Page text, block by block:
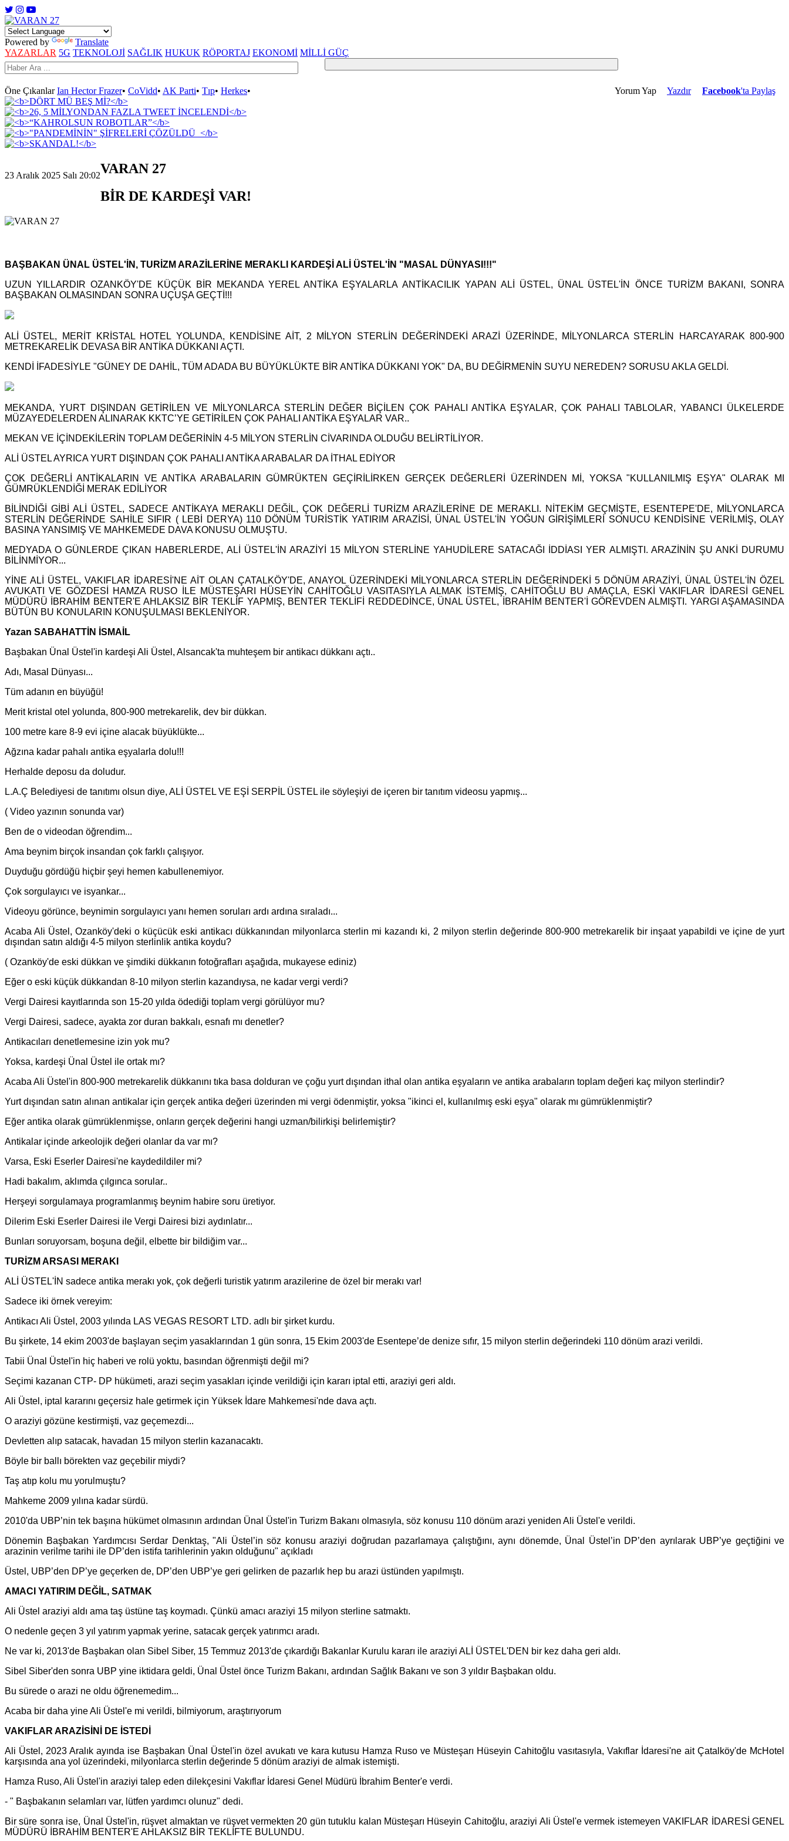
Powered by
Translate
YAZARLAR 5G TEKNOLOJİ SAĞLIK HUKUK RÖPORTAJ EKONOMİ MİLLİ GÜÇ
Yorum Yap Yazdır Facebook'ta Paylaş
Öne Çıkanlar Ian Hector Frazer• CoVidd• AK Parti• Tıp• Herkes•
23 Aralık 2025 Salı 20:02VARAN 27
BİR DE KARDEŞİ VAR!
BAŞBAKAN ÜNAL ÜSTEL'İN, TURİZM ARAZİLERİNE MERAKLI KARDEŞİ ALİ ÜSTEL'İN "MASAL DÜNYASI!!!"
UZUN YILLARDIR OZANKÖY'DE KÜÇÜK BİR MEKANDA YEREL ANTİKA EŞYALARLA ANTİKACILIK YAPAN ALİ ÜSTEL, ÜNAL ÜSTEL'İN ÖNCE TURİZM BAKANI, SONRA
BAŞBAKAN OLMASINDAN SONRA UÇUŞA GEÇTİ!!!
ALİ ÜSTEL, MERİT KRİSTAL HOTEL YOLUNDA, KENDİSİNE AİT, 2 MİLYON STERLİN DEĞERİNDEKİ ARAZİ ÜZERİNDE, MİLYONLARCA STERLİN HARCAYARAK 800-900
METREKARELİK DEVASA BİR ANTİKA DÜKKANI AÇTI.
KENDİ İFADESİYLE "GÜNEY DE DAHİL, TÜM ADADA BU BÜYÜKLÜKTE BİR ANTİKA DÜKKANI YOK" DA, BU DEĞİRMENİN SUYU NEREDEN? SORUSU AKLA GELDİ.
MEKANDA, YURT DIŞINDAN GETİRİLEN VE MİLYONLARCA STERLİN DEĞER BİÇİLEN ÇOK PAHALI ANTİKA EŞYALAR, ÇOK PAHALI TABLOLAR, YABANCI ÜLKELERDE
MÜZAYEDELERDEN ALINARAK KKTC’YE GETİRİLEN ÇOK PAHALI ANTİKA EŞYALAR VAR..
MEKAN VE İÇİNDEKİLERİN TOPLAM DEĞERİNİN 4-5 MİLYON STERLİN CİVARINDA OLDUĞU BELİRTİLİYOR.
ALİ ÜSTEL AYRICA YURT DIŞINDAN ÇOK PAHALI ANTİKA ARABALAR DA İTHAL EDİYOR
ÇOK DEĞERLİ ANTİKALARIN VE ANTİKA ARABALARIN GÜMRÜKTEN GEÇİRİLİRKEN GERÇEK DEĞERLERİ ÜZERİNDEN Mİ, YOKSA "KULLANILMIŞ EŞYA" OLARAK MI
GÜMRÜKLENDİĞİ MERAK EDİLİYOR
BİLİNDİĞİ GİBİ ALİ ÜSTEL, SADECE ANTİKAYA MERAKLI DEĞİL, ÇOK DEĞERLİ TURİZM ARAZİLERİNE DE MERAKLI. NİTEKİM GEÇMİŞTE, ESENTEPE'DE, MİLYONLARCA
STERLİN DEĞERİNDE SAHİLE SIFIR ( LEBİ DERYA) 110 DÖNÜM TURİSTİK YATIRIM ARAZİSİ, ÜNAL ÜSTEL'İN YOĞUN GİRİŞİMLERİ SONUCU KENDİSİNE VERİLMİŞ, OLAY
BASINA YANSIMIŞ VE MAHKEMEDE DAVA KONUSU OLMUŞTU.
MEDYADA O GÜNLERDE ÇIKAN HABERLERDE, ALİ ÜSTEL'İN ARAZİYİ 15 MİLYON STERLİNE YAHUDİLERE SATACAĞI İDDİASI YER ALMIŞTI. ARAZİNİN ŞU ANKİ DURUMU
BİLİNMİYOR...
YİNE ALİ ÜSTEL, VAKIFLAR İDARESİ'NE AİT OLAN ÇATALKÖY'DE, ANAYOL ÜZERİNDEKİ MİLYONLARCA STERLİN DEĞERİNDEKİ 5 DÖNÜM ARAZİYİ, ÜNAL ÜSTEL'İN ÖZEL
AVUKATI VE GÖZDESİ HAMZA RUSO İLE MÜSTEŞARI HÜSEYİN CAHİTOĞLU VASITASIYLA ALMAK İSTEMİŞ, CAHİTOĞLU BU AMAÇLA, ESKİ VAKIFLAR İDARESİ GENEL
MÜDÜRÜ İBRAHİM BENTER'E AHLAKSIZ BİR TEKLİF YAPMIŞ, BENTER TEKLİFİ REDDEDİNCE, ÜNAL ÜSTEL, İBRAHİM BENTER'İ GÖREVDEN ALMIŞTI. YARGI AŞAMASINDA
BÜTÜN BU KONULARIN KONUŞULMASI BEKLENİYOR.
Yazan SABAHATTİN İSMAİL
Başbakan Ünal Üstel'in kardeşi Ali Üstel, Alsancak'ta muhteşem bir antikacı dükkanı açtı..
Adı, Masal Dünyası...
Tüm adanın en büyüğü!
Merit kristal otel yolunda, 800-900 metrekarelik, dev bir dükkan.
100 metre kare 8-9 evi içine alacak büyüklükte...
Ağzına kadar pahalı antika eşyalarla dolu!!!
Herhalde deposu da doludur.
L.A.Ç Belediyesi de tanıtımı olsun diye, ALİ ÜSTEL VE EŞİ SERPİL ÜSTEL ile söyleşiyi de içeren bir tanıtım videosu yapmış...
( Video yazının sonunda var)
Ben de o videodan öğrendim...
Ama beynim birçok insandan çok farklı çalışıyor.
Duyduğu gördüğü hiçbir şeyi hemen kabullenemiyor.
Çok sorgulayıcı ve isyankar...
Videoyu görünce, beynimin sorgulayıcı yanı hemen soruları ardı ardına sıraladı...
Acaba Ali Üstel, Ozanköy'deki o küçücük eski antikacı dükkanından milyonlarca sterlin mi kazandı ki, 2 milyon sterlin değerinde 800-900 metrekarelik bir inşaat yapabildi ve içine de yurt
dışından satın aldığı 4-5 milyon sterlinlik antika koydu?
( Ozanköy'de eski dükkan ve şimdiki dükkanın fotoğrafları aşağıda, mukayese ediniz)
Eğer o eski küçük dükkandan 8-10 milyon sterlin kazandıysa, ne kadar vergi verdi?
Vergi Dairesi kayıtlarında son 15-20 yılda ödediği toplam vergi görülüyor mu?
Vergi Dairesi, sadece, ayakta zor duran bakkalı, esnafı mı denetler?
Antikacıları denetlemesine izin yok mu?
Yoksa, kardeşi Ünal Üstel ile ortak mı?
Acaba Ali Üstel'in 800-900 metrekarelik dükkanını tıka basa dolduran ve çoğu yurt dışından ithal olan antika eşyaların ve antika arabaların toplam değeri kaç milyon sterlindir?
Yurt dışından satın alınan antikalar için gerçek antika değeri üzerinden mi vergi ödenmiştir, yoksa "ikinci el, kullanılmış eski eşya" olarak mı gümrüklenmiştir?
Eğer antika olarak gümrüklenmişse, onların gerçek değerini hangi uzman/bilirkişi belirlemiştir?
Antikalar içinde arkeolojik değeri olanlar da var mı?
Varsa, Eski Eserler Dairesi'ne kaydedildiler mi?
Hadi bakalım, aklımda çılgınca sorular..
Herşeyi sorgulamaya programlanmış beynim habire soru üretiyor.
Dilerim Eski Eserler Dairesi ile Vergi Dairesi bizi aydınlatır...
Bunları soruyorsam, boşuna değil, elbette bir bildiğim var...
TURİZM ARSASI MERAKI
ALİ ÜSTEL'İN sadece antika merakı yok, çok değerli turistik yatırım arazilerine de özel bir merakı var!
Sadece iki örnek vereyim:
Antikacı Ali Üstel, 2003 yılında LAS VEGAS RESORT LTD. adlı bir şirket kurdu.
Bu şirkete, 14 ekim 2003'de başlayan seçim yasaklarından 1 gün sonra, 15 Ekim 2003'de Esentepe’de denize sıfır, 15 milyon sterlin değerindeki 110 dönüm arazi verildi.
Tabii Ünal Üstel'in hiç haberi ve rolü yoktu, basından öğrenmişti değil mi?
Seçimi kazanan CTP- DP hükümeti, arazi seçim yasakları içinde verildiği için kararı iptal etti, araziyi geri aldı.
Ali Üstel, iptal kararını geçersiz hale getirmek için Yüksek İdare Mahkemesi'nde dava açtı.
O araziyi gözüne kestirmişti, vaz geçemezdi...
Devletten alıp satacak, havadan 15 milyon sterlin kazanacaktı.
Böyle bir ballı börekten vaz geçebilir miydi?
Taş atıp kolu mu yorulmuştu?
Mahkeme 2009 yılına kadar sürdü.
2010'da UBP’nin tek başına hükümet olmasının ardından Ünal Üstel'in Turizm Bakanı olmasıyla, söz konusu 110 dönüm arazi yeniden Ali Üstel'e verildi.
Dönemin Başbakan Yardımcısı Serdar Denktaş, "Ali Üstel’in söz konusu araziyi doğrudan pazarlamaya çalıştığını, aynı dönemde, Ünal Üstel’in DP’den ayrılarak UBP’ye geçtiğini ve
arazinin verilme tarihi ile DP’den istifa tarihlerinin yakın olduğunu" açıkladı
Üstel, UBP’den DP’ye geçerken de, DP’den UBP’ye geri gelirken de pazarlık hep bu arazi üstünden yapılmıştı.
AMACI YATIRIM DEĞİL, SATMAK
Ali Üstel araziyi aldı ama taş üstüne taş koymadı. Çünkü amacı araziyi 15 milyon sterline satmaktı.
O nedenle geçen 3 yıl yatırım yapmak yerine, satacak gerçek yatırımcı aradı.
Ne var ki, 2013'de Başbakan olan Sibel Siber, 15 Temmuz 2013'de çıkardığı Bakanlar Kurulu kararı ile araziyi ALİ ÜSTEL'DEN bir kez daha geri aldı.
Sibel Siber'den sonra UBP yine iktidara geldi, Ünal Üstel önce Turizm Bakanı, ardından Sağlık Bakanı ve son 3 yıldır Başbakan oldu.
Bu sürede o arazi ne oldu öğrenemedim...
Acaba bir daha yine Ali Üstel'e mi verildi, bilmiyorum, araştırıyorum
VAKIFLAR ARAZİSİNİ DE İSTEDİ
Ali Üstel, 2023 Aralık ayında ise Başbakan Ünal Üstel'in özel avukatı ve kara kutusu Hamza Ruso ve Müsteşarı Hüseyin Cahitoğlu vasıtasıyla, Vakıflar İdaresi'ne ait Çatalköy'de McHotel
karşısında ana yol üzerindeki, milyonlarca sterlin değerinde 5 dönüm araziyi de almak istemişti.
Hamza Ruso, Ali Üstel'in araziyi talep eden dilekçesini Vakıflar İdaresi Genel Müdürü İbrahim Benter'e verdi.
- " Başbakanın selamları var, lütfen yardımcı olunuz" dedi.
Bir süre sonra ise, Ünal Üstel'in, rüşvet almaktan ve rüşvet vermekten 20 gün tutuklu kalan Müsteşarı Hüseyin Cahitoğlu, araziyi Ali Üstel'e vermek istemeyen VAKIFLAR İDARESİ GENEL
MÜDÜRÜ İBRAHİM BENTER'E AHLAKSIZ BİR TEKLİFTE BULUNDU.